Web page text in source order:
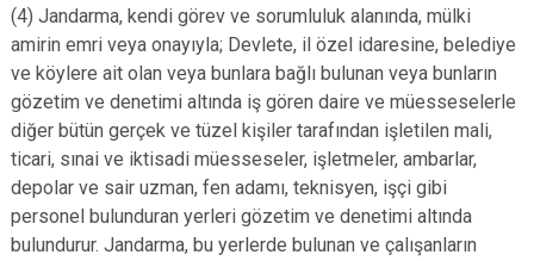
(4) Jandarma, kendi görev ve sorumluluk alanında, mülki
amirin emri veya onayıyla; Devlete, il özel idaresine, belediye
ve köylere ait olan veya bunlara bağlı bulunan veya bunların
gözetim ve denetimi altında iş gören daire ve müesseselerle
diğer bütün gerçek ve tüzel kişiler tarafından işletilen mali,
ticari, sınai ve iktisadi müesseseler, işletmeler, ambarlar,
depolar ve sair uzman, fen adamı, teknisyen, işçi gibi
personel bulunduran yerleri gözetim ve denetimi altında
bulundurur. Jandarma, bu yerlerde bulunan ve çalışanların